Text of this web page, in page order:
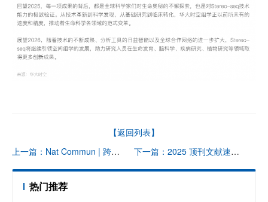
【返回列表】
上一篇：Nat Commun | 跨模态生成式 AI 模型 PathGen 基于病理图像合成转录组数据，可改善癌症分级和风险分层
下一篇：2025 顶刊文献速递 | 单细胞转录组系列（12 月）
热门推荐